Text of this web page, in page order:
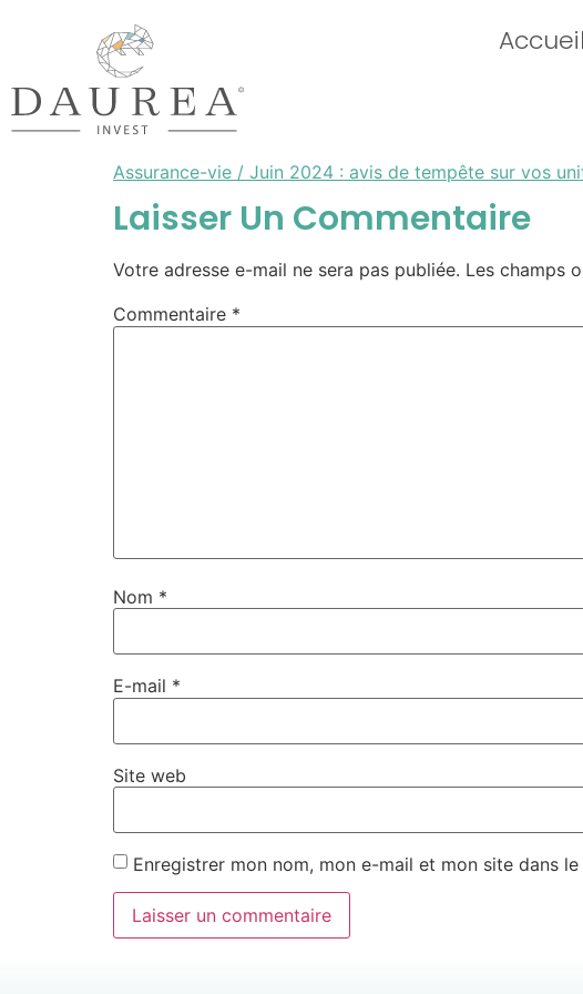
Accueil
Assurance-vie / Juin 2024 : avis de tempête sur vos
Laisser Un Commentaire
Votre adresse e-mail ne sera pas publiée. Les champs
Commentaire *
Nom *
E-mail *
Site web
Enregistrer mon nom, mon e-mail et mon site dans